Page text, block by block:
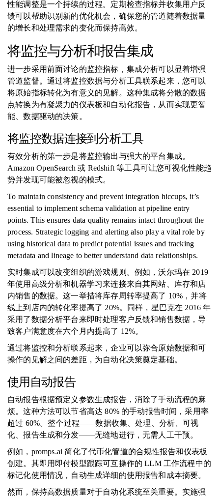
性能调整是一个持续的过程。定期检查指标并收集用户反
馈可以帮助识别新的优化机会，确保您的管道随着数据量
的增长和处理需求的变化而保持高效。
将监控与分析和报告集成
进一步采用前面讨论的监控指标，集成分析可以显着增强
管道监督。通过将监控数据与分析工具联系起来，您可以
将原始指标转化为有意义的见解。这种集成将分散的数据
点转换为有凝聚力的仪表板和自动化报告，从而实现更智
能、数据驱动的决策。
将监控数据连接到分析工具
有效分析的第一步是将监控输出与强大的平台集成。
Amazon OpenSearch 或 Redshift 等工具可让您可视化性能趋
势并发现可能被忽视的模式。
To maintain consistency and prevent integration hiccups, it’s
essential to implement schema validation at pipeline entry
points. This ensures data quality remains intact throughout the
process. Strategic logging and alerting also play a vital role by
using historical data to predict potential issues and tracking
metadata and lineage to better understand data relationships.
实时集成可以改变组织的游戏规则。例如，沃尔玛在 2019
年使用高级分析和机器学习来连接来自其网站、库存和店
内销售的数据。这一举措将库存周转率提高了 10%，并将
线上到店内的转化率提高了 20%。同样，星巴克在 2016 年
采用了数据分析平台来即时处理客户反馈和销售数据，导
致客户满意度在六个月内提高了 12%。
通过将监控和分析联系起来，企业可以弥合原始数据和可
操作的见解之间的差距，为自动化决策奠定基础。
使用自动报告
自动报告根据预定义参数生成报告，消除了手动流程的麻
烦。这种方法可以节省高达 80% 的手动报告时间，采用率
超过 60%。整个过程——数据收集、处理、分析、可视
化、报告生成和分发——无缝地进行，无需人工干预。
例如，promps.ai 简化了代币化管道的合规性报告和仪表板
创建。其即用即付模型跟踪可互操作的 LLM 工作流程中的
标记化使用情况，自动生成详细的使用报告和成本摘要。
然而，保持高数据质量对于自动化系统至关重要。实施强